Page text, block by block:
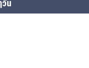
น